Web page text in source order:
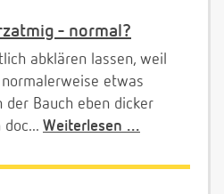
- normal?
abklären lassen, weil
etwas
Bauch eben dicker
doc... Weiterlesen ...